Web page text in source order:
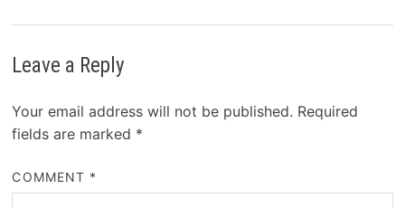
Leave a Reply
Your email address will not be published. Required
fields are marked *
COMMENT *